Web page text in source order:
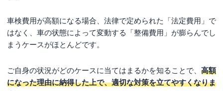
車検費用が高額になる場合、法律で定められた「法定費用」で
はなく、車の状態によって変動する「整備費用」が膨らんでし
まうケースがほとんどです。
ご自身の状況がどのケースに当てはまるかを知ることで、 高額
になった理由に納得した上で、適切な対策を立てやすくなりま